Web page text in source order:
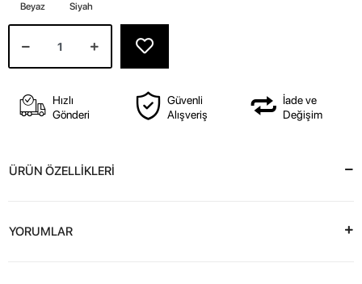
Beyaz
Siyah
Hızlı
Gönderi
Güvenli
Alışveriş
İade ve
Değişim
ÜRÜN ÖZELLİKLERİ
YORUMLAR